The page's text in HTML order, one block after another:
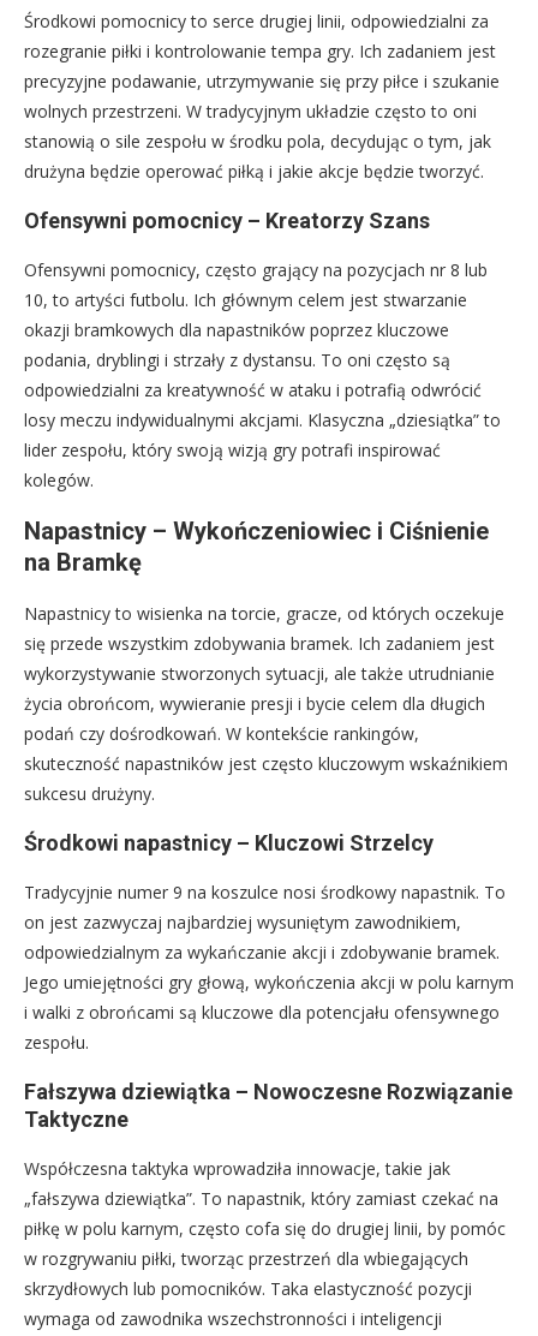
Środkowi pomocnicy to serce drugiej linii, odpowiedzialni za
rozegranie piłki i kontrolowanie tempa gry. Ich zadaniem jest
precyzyjne podawanie, utrzymywanie się przy piłce i szukanie
wolnych przestrzeni. W tradycyjnym układzie często to oni
stanowią o sile zespołu w środku pola, decydując o tym, jak
drużyna będzie operować piłką i jakie akcje będzie tworzyć.
Ofensywni pomocnicy – Kreatorzy Szans
Ofensywni pomocnicy, często grający na pozycjach nr 8 lub
10, to artyści futbolu. Ich głównym celem jest stwarzanie
okazji bramkowych dla napastników poprzez kluczowe
podania, dryblingi i strzały z dystansu. To oni często są
odpowiedzialni za kreatywność w ataku i potrafią odwrócić
losy meczu indywidualnymi akcjami. Klasyczna „dziesiątka” to
lider zespołu, który swoją wizją gry potrafi inspirować
kolegów.
Napastnicy – Wykończeniowiec i Ciśnienie
na Bramkę
Napastnicy to wisienka na torcie, gracze, od których oczekuje
się przede wszystkim zdobywania bramek. Ich zadaniem jest
wykorzystywanie stworzonych sytuacji, ale także utrudnianie
życia obrońcom, wywieranie presji i bycie celem dla długich
podań czy dośrodkowań. W kontekście rankingów,
skuteczność napastników jest często kluczowym wskaźnikiem
sukcesu drużyny.
Środkowi napastnicy – Kluczowi Strzelcy
Tradycyjnie numer 9 na koszulce nosi środkowy napastnik. To
on jest zazwyczaj najbardziej wysuniętym zawodnikiem,
odpowiedzialnym za wykańczanie akcji i zdobywanie bramek.
Jego umiejętności gry głową, wykończenia akcji w polu karnym
i walki z obrońcami są kluczowe dla potencjału ofensywnego
zespołu.
Fałszywa dziewiątka – Nowoczesne Rozwiązanie
Taktyczne
Współczesna taktyka wprowadziła innowacje, takie jak
„fałszywa dziewiątka”. To napastnik, który zamiast czekać na
piłkę w polu karnym, często cofa się do drugiej linii, by pomóc
w rozgrywaniu piłki, tworząc przestrzeń dla wbiegających
skrzydłowych lub pomocników. Taka elastyczność pozycji
wymaga od zawodnika wszechstronności i inteligencji